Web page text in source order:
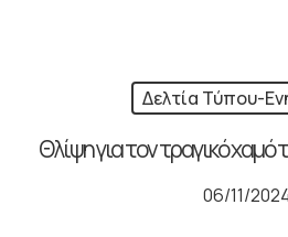
Δελτία Τύπου-
Θλίψη για τον τραγικό
06/11/